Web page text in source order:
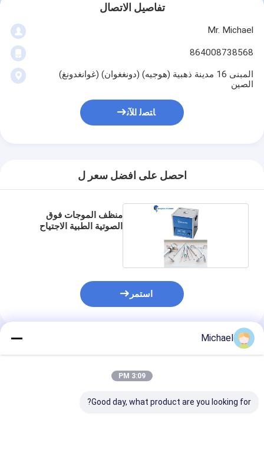
تفاصيل الاتصال
Mr. Michael
864008738568
المبنى 16 مدينة ذهبية (هوجيه) (دونغغوان) (غوانغدونغ)
الصين
ﺎﺘﺼﻟ ﺍﻶﻧ
احصل على افضل سعر ل
منظف ​​الموجات فوق
الصوتية الطبية الاجتياح
استمر
المنتجات الموصى بها
Michael
3:09 PM
Good day, what product are you looking for?